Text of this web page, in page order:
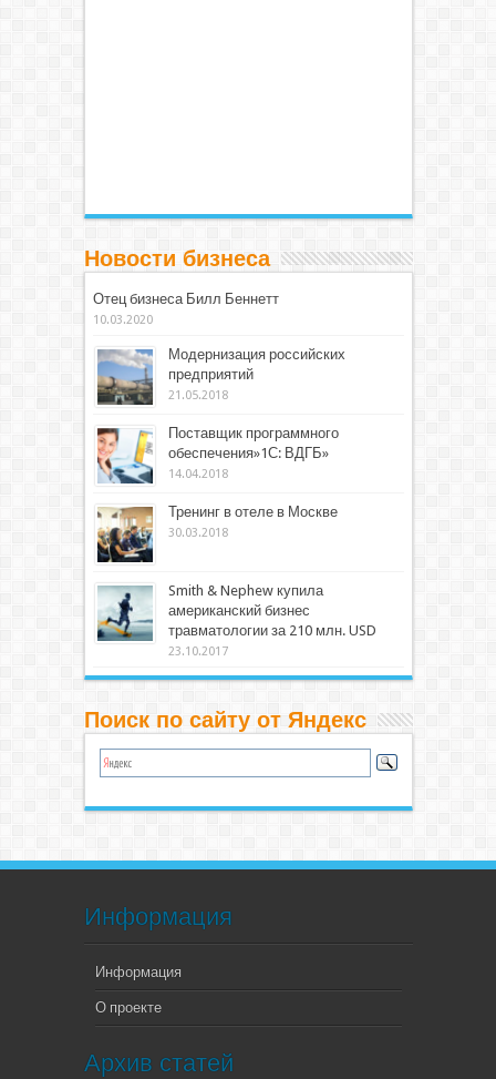
Новости бизнеса
Отец бизнеса Билл Беннетт
10.03.2020
Модернизация российских
предприятий
21.05.2018
Поставщик программного
обеспечения»1С: ВДГБ»
14.04.2018
Тренинг в отеле в Москве
30.03.2018
Smith & Nephew купила
американский бизнес
травматологии за 210 млн. USD
23.10.2017
Поиск по сайту от Яндекс
Информация
Информация
О проекте
Архив статей